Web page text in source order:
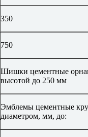
350
750
Шишки цементные
высотой до 250 мм
Эмблемы цементные
диаметром, мм, до: